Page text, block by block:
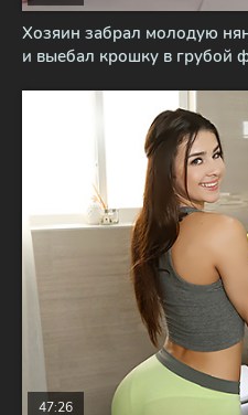
Хозяин забрал молодую
и выебал крошку в грубой
47:26